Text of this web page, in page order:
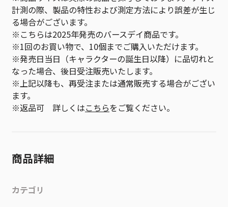
計測の際、製品の特性および測定方法により誤差が生じ
る場合がございます。
※こちらは2025年発売のバースデイ商品です。
※1回のお買い物で、10個までご購入いただけます。
※発売日当日（キャラクターの誕生日以降）に品切れと
なった場合、後日受注販売いたします。
※上記以降も、再受注または通常販売する場合がござい
ます。
※返品可 詳しくはこちらをご覧ください。
商品詳細
カテゴリ